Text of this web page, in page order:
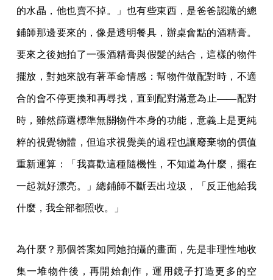
的水晶，他也賣不掉。」也有些東西，是爸爸認識的總
鋪師那邊要來的，像是透明餐具，辦桌會點的酒精膏。
要來之後她拍了一張酒精膏與假髮的結合，這樣的物件
擺放，對她來說有著革命情感：幫物件做配對時，不適
合的會不停更換和再尋找，直到配對滿意為止——配對
時，雖然篩選標準無關物件本身的功能，意義上是更純
粹的視覺物體，但追求視覺美的過程也讓廢棄物的價值
重新運算：「我喜歡這種隨機性，不知道為什麼，擺在
一起就好漂亮。」總鋪師不斷丟出垃圾，「反正他給我
什麼，我全部都照收。」
為什麼？那個答案如同她拍攝的畫面，先是非理性地收
集一堆物件後，再開始創作，運用鏡子打造更多的空